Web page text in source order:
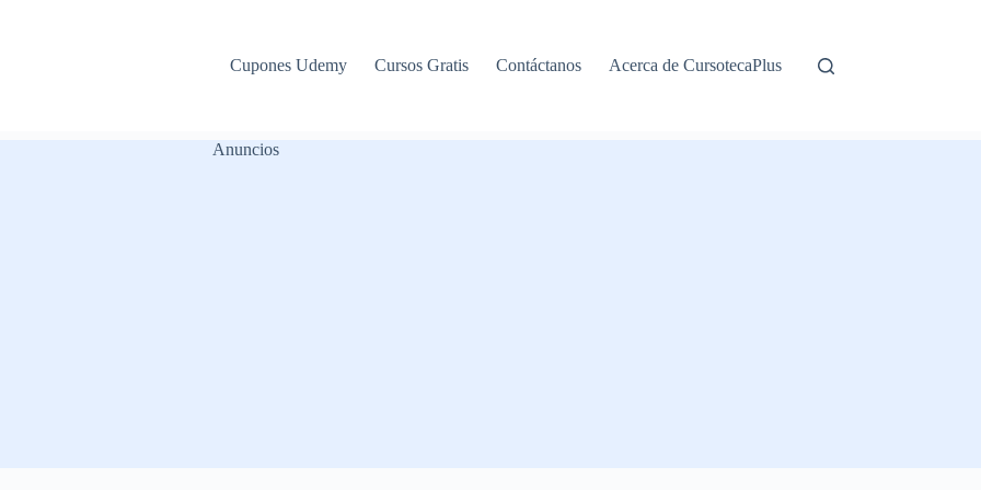
Cupones Udemy Cursos Gratis Contáctanos Acerca de CursotecaPlus
Anuncios